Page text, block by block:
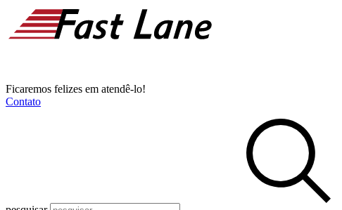
Ficaremos felizes em atendê-lo!
Contato